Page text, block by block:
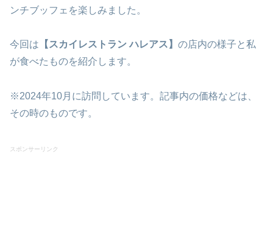
ンチブッフェを楽しみました。
今回は 【スカイレストラン ハレアス】 の店内の様子と私
が食べたものを紹介します。
※2024年10月に訪問しています。記事内の価格などは、
その時のものです。
スポンサーリンク